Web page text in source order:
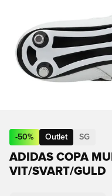
-50% Outlet SG
ADIDAS COPA
VIT/SVART/GULD